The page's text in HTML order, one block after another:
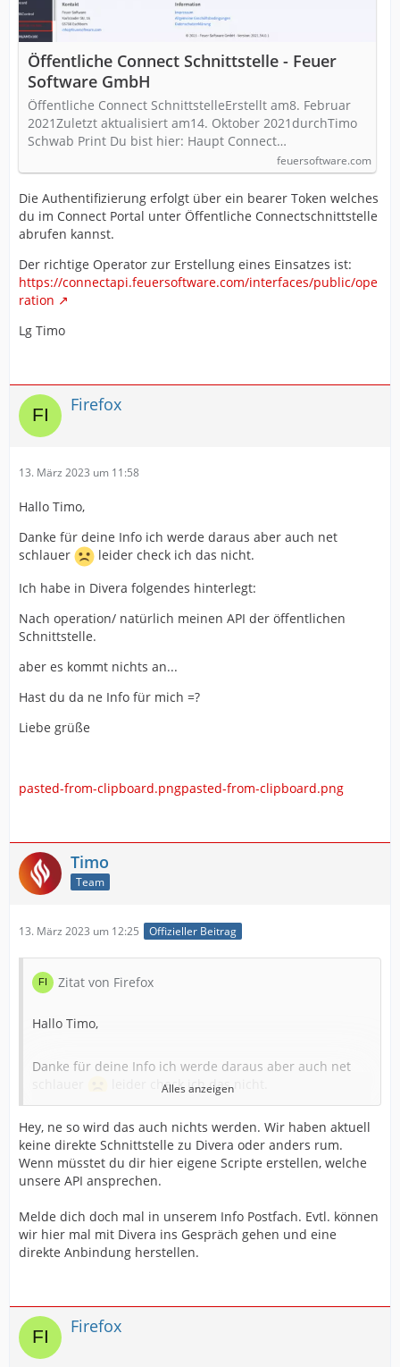
Öffentliche Connect Schnittstelle - Feuer
Software GmbH
Öffentliche Connect SchnittstelleErstellt am8. Februar
2021Zuletzt aktualisiert am14. Oktober 2021durchTimo
Schwab Print Du bist hier: Haupt Connect…
feuersoftware.com
Die Authentifizierung erfolgt über ein bearer Token welches
du im Connect Portal unter Öffentliche Connectschnittstelle
abrufen kannst.
Der richtige Operator zur Erstellung eines Einsatzes ist:
https://connectapi.feuersoftware.com/interfaces/public/ope
ration
Lg Timo
Firefox
13. März 2023 um 11:58
Hallo Timo,
Danke für deine Info ich werde daraus aber auch net
schlauer
leider check ich das nicht.
Ich habe in Divera folgendes hinterlegt:
Nach operation/ natürlich meinen API der öffentlichen
Schnittstelle.
aber es kommt nichts an...
Hast du da ne Info für mich =?
Liebe grüße
pasted-from-clipboard.pngpasted-from-clipboard.png
Timo
Team
13. März 2023 um 12:25 Offizieller Beitrag
Zitat von Firefox
Hallo Timo,
Danke für deine Info ich werde daraus aber auch net
leider check ich das nicht.
Ich habe in Divera folgendes hinterlegt:
Nach operation/ natürlich meinen API der öffentlichen
Schnittstelle.
aber es kommt nichts an...
Liebe grüße
Alles anzeigen
Hey, ne so wird das auch nichts werden. Wir haben aktuell
keine direkte Schnittstelle zu Divera oder anders rum.
Wenn müsstet du dir hier eigene Scripte erstellen, welche
unsere API ansprechen.
Melde dich doch mal in unserem Info Postfach. Evtl. können
wir hier mal mit Divera ins Gespräch gehen und eine
direkte Anbindung herstellen.
Firefox